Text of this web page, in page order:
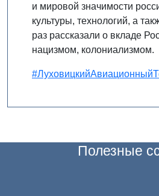
и мировой значимости
культуры, технологий, а
раз рассказали о вкладе
нацизмом, колониализмом.
Полезные